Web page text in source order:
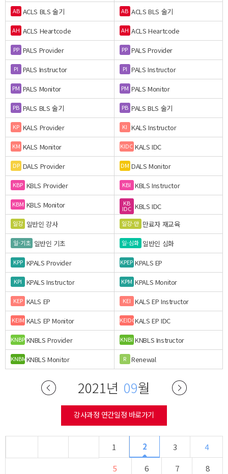
AB ACLS BLS 술기 AB ACLS BLS 술기
AH ACLS Heartcode AH ACLS Heartcode
PP PALS Provider PP PALS Provider
PI PALS Instructor PI PALS Instructor
PM PALS Monitor PM PALS Monitor
PB PALS BLS 술기 PB PALS BLS 술기
KP KALS Provider KI KALS Instructor
KM KALS Monitor KIDC KALS IDC
DP DALS Provider DM DALS Monitor
KBP KBLS Provider KBI KBLS Instructor
KBM KBLS Monitor KB
IDC KBLS IDC
일강 일반인 강사 일강-만 만료자 재교육
일-기초 일반인 기초 일-심화 일반인 심화
KPP KPALS Provider KPEP KPALS EP
KPI KPALS Instructor KPM KPALS Monitor
KEP KALS EP KEI KALS EP Instructor
KEIM KALS EP Monitor KEIDCKALS EP IDC
KNBPKNBLS Provider KNBI KNBLS Instructor
KNBMKNBLS Monitor R Renewal
2021년 09월
강사과정 연간일정 바로가기
1 2 3
4
5
6 7
8